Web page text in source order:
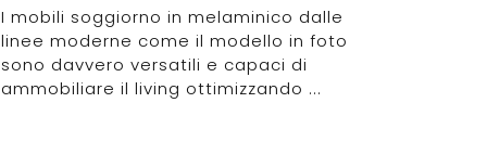
I mobili soggiorno in melaminico dalle
linee moderne come il modello in foto
sono davvero versatili e capaci di
ammobiliare il living ottimizzando ...